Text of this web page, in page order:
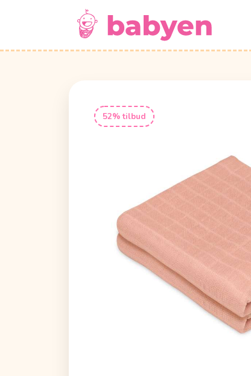
52% tilbud